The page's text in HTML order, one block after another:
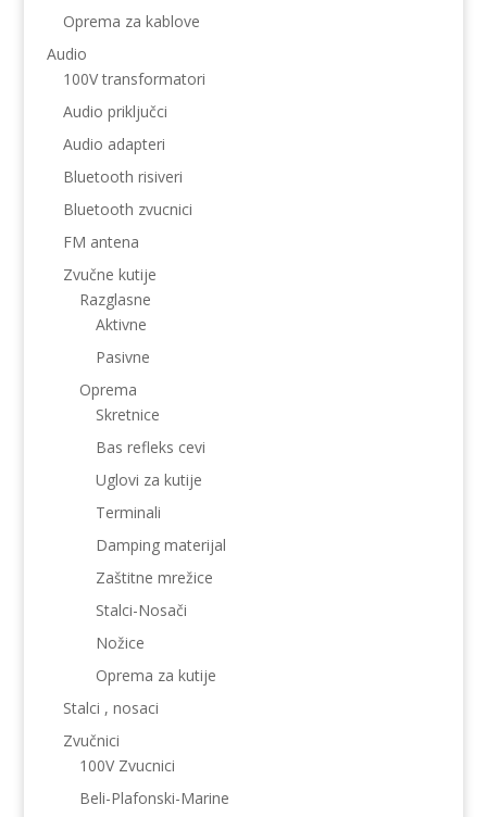
Oprema za kablove
Audio
100V transformatori
Audio priključci
Audio adapteri
Bluetooth risiveri
Bluetooth zvucnici
FM antena
Zvučne kutije
Razglasne
Aktivne
Pasivne
Oprema
Skretnice
Bas refleks cevi
Uglovi za kutije
Terminali
Damping materijal
Zaštitne mrežice
Stalci-Nosači
Nožice
Oprema za kutije
Stalci , nosaci
Zvučnici
100V Zvucnici
Beli-Plafonski-Marine